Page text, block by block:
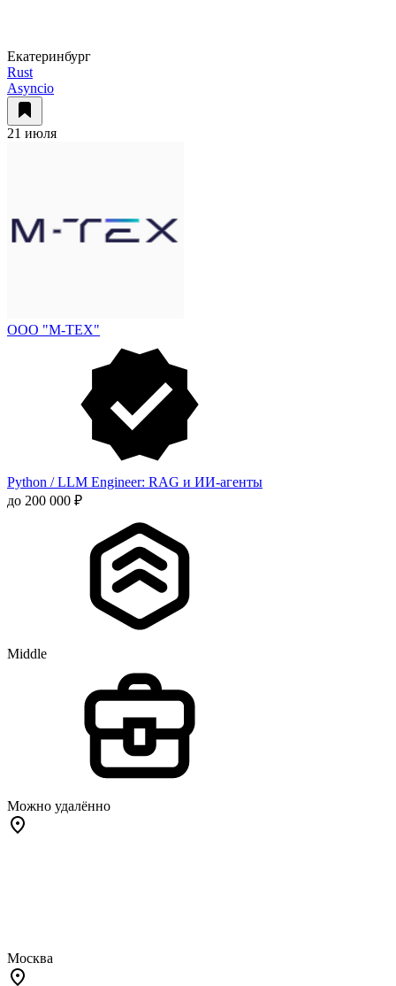
Екатеринбург
Rust
Asyncio
21 июля
ООО "М-ТЕХ"
Python / LLM Engineer: RAG и ИИ-агенты
до 200 000 ₽
Middle
Можно удалённо
Москва